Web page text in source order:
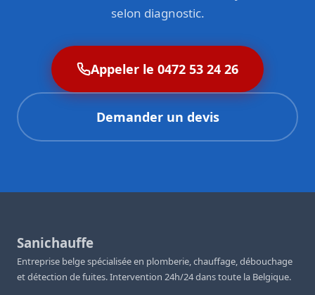
selon diagnostic.
Appeler le 0472 53 24 26
Demander un devis
Sanichauffe
Entreprise belge spécialisée en plomberie, chauffage, débouchage
et détection de fuites. Intervention 24h/24 dans toute la Belgique.